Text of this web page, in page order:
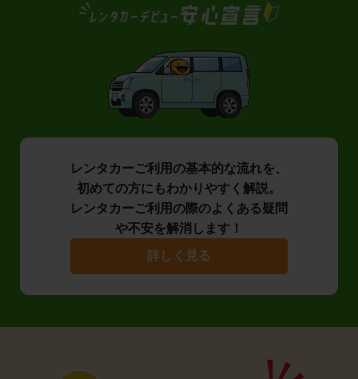
レンタカーご利用の基本的な流れを、
初めての方にもわかりやすく解説。
レンタカーご利用の際のよくある疑問
や不安を解消します！
詳しく見る